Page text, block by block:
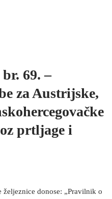
69. –
za Austrijske,
prtljage i
željeznice donose: „Pravilnik o